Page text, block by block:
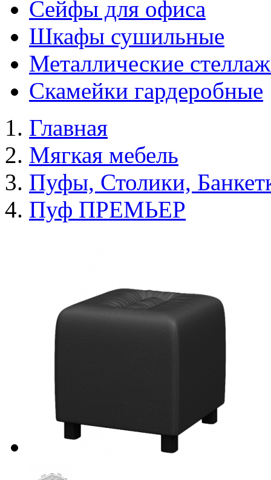
Сейфы для офиса
Шкафы сушильные
Металлические
Скамейки гардеробные
Главная
Мягкая мебель
Пуфы, Столики,
Пуф ПРЕМЬЕР